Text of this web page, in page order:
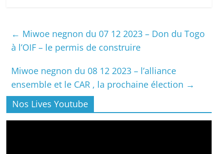
← Miwoe negnon du 07 12 2023 – Don du Togo
à l’OIF – le permis de construire
Miwoe negnon du 08 12 2023 – l’alliance
ensemble et le CAR , la prochaine élection →
Nos Lives Youtube